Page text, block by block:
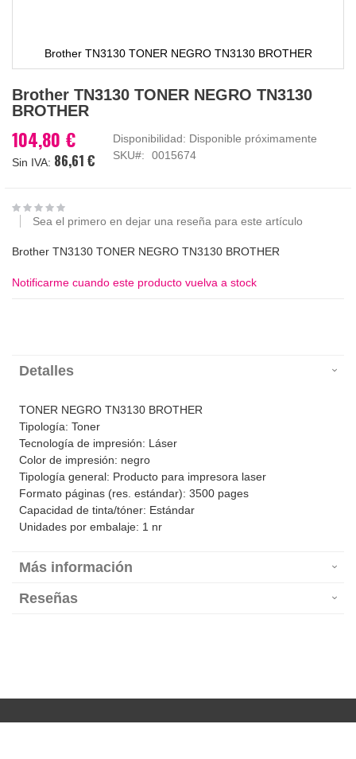
Brother TN3130 TONER NEGRO TN3130 BROTHER
al
comienzo
la
galería
Brother TN3130 TONER NEGRO TN3130
BROTHER
104,80 €
86,61 €
Disponibilidad: Disponible próximamente
SKU
0015674
Sea el primero en dejar una reseña para este artículo
Brother TN3130 TONER NEGRO TN3130 BROTHER
Notificarme cuando este producto vuelva a stock
Detalles
TONER NEGRO TN3130 BROTHER
Tipología: Toner
Tecnología de impresión: Láser
Color de impresión: negro
Tipología general: Producto para impresora laser
Formato páginas (res. estándar): 3500 pages
Capacidad de tinta/tóner: Estándar
Unidades por embalaje: 1 nr
Más información
Reseñas